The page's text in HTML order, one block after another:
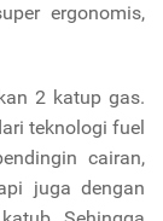
ergonomis,
2 katup gas.
teknologi fuel
cairan,
juga dengan